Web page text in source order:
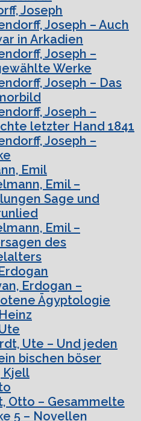
Joseph
Joseph – Auch
in Arkadien
Joseph –
Werke
Joseph – Das
Joseph –
letzter Hand 1841
Joseph –
Emil
Emil –
Sage und
Emil –
des
Erdogan –
Ägyptologie
Ute – Und jeden
bischen böser
Kjell
Otto – Gesammelte
5 – Novellen